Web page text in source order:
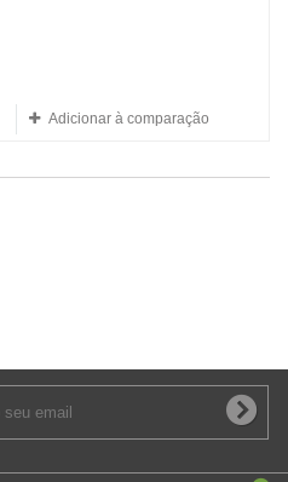
Adicionar à comparação